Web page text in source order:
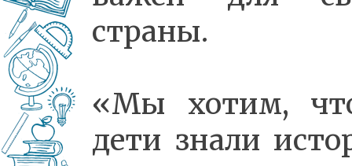
страны.
«Мы хотим,
дети знали